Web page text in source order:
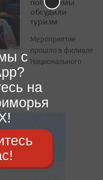
обсудили
туризм
Мероприятие
прошло в филиале
Национального
с
на